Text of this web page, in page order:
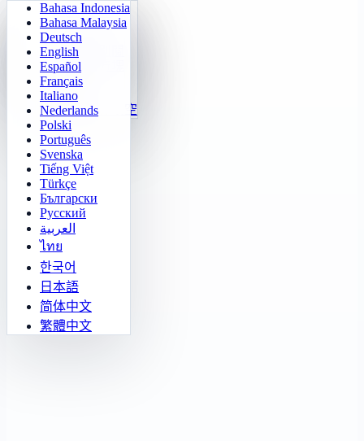
成語接龍
口算天天練
乘法表訓練
24點速算
函數視覺化
數字規律填空
數獨
數字華容道
2048
俄羅斯方塊
掃雷
五子棋
燈泡開關
迷宮闖關
推箱子闖關
記憶矩陣
目標追蹤
快速辨別
Bahasa Indonesia
Bahasa Malaysia
Deutsch
English
Español
Français
Italiano
Nederlands
Polski
Português
Svenska
Tiếng Việt
Türkçe
Български
Русский
العربية
ไทย
한국어
日本語
简体中文
繁體中文